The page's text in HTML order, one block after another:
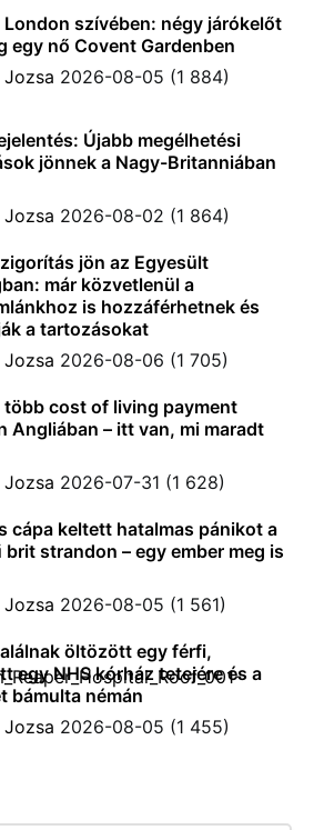
szívében: négy járókelőt
egy nő Covent Gardenben
Jozsa 2026-08-05 (1 884)
Újabb megélhetési
jönnek a Nagy-Britanniában
Jozsa 2026-08-02 (1 864)
jön az Egyesült
már közvetlenül a
is hozzáférhetnek és
a tartozásokat
Jozsa 2026-08-06 (1 705)
több cost of living payment
Angliában – itt van, mi maradt
Jozsa 2026-07-31 (1 628)
cápa keltett hatalmas pánikot a
brit strandon – egy ember meg is
Jozsa 2026-08-05 (1 561)
öltözött egy férfi,
egy NHS kórház tetejére és a
bámulta némán
Jozsa 2026-08-05 (1 455)